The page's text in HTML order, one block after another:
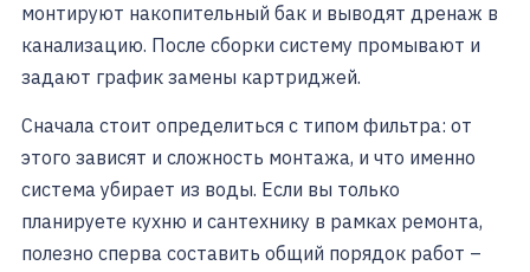
монтируют накопительный бак и выводят дренаж в
канализацию. После сборки систему промывают и
задают график замены картриджей.
Сначала стоит определиться с типом фильтра: от
этого зависят и сложность монтажа, и что именно
система убирает из воды. Если вы только
планируете кухню и сантехнику в рамках ремонта,
полезно сперва составить общий порядок работ –